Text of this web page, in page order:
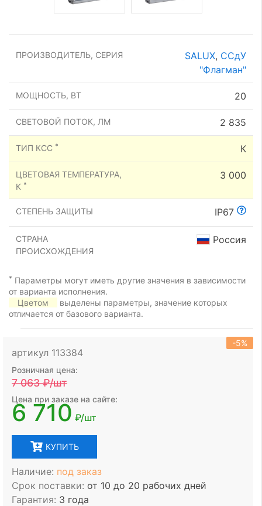
ПРОИЗВОДИТЕЛЬ, СЕРИЯ SALUX, ССдУ
"Флагман"
МОЩНОСТЬ, ВТ 20
СВЕТОВОЙ ПОТОК, ЛМ 2 835
ТИП КСС * К
ЦВЕТОВАЯ ТЕМПЕРАТУРА,
К *
3 000
СТЕПЕНЬ ЗАЩИТЫ IP67
СТРАНА
ПРОИСХОЖДЕНИЯ
Россия
* Параметры могут иметь другие значения в зависимости
от варианта исполнения.
Цветом
выделены параметры, значение которых
отличается от базового варианта.
артикул 113384
-5%
Розничная цена:
7 063₽/шт
Цена при заказе на сайте:
6 710 ₽/шт
КУПИТЬ
Наличие: под заказ
Срок поставки: от 10 до 20 рабочих дней
Гарантия: 3 года